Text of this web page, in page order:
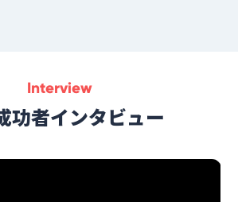
Interview
功者インタビュー